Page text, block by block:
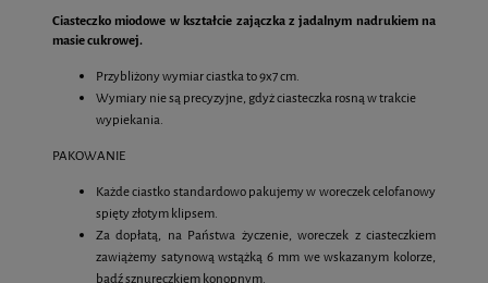
Ciasteczko miodowe w kształcie zajączka z jadalnym nadrukiem na
masie cukrowej.
Przybliżony wymiar ciastka to 9x7 cm.
Wymiary nie są precyzyjne, gdyż ciasteczka rosną w trakcie
wypiekania.
PAKOWANIE
Każde ciastko standardowo pakujemy w woreczek celofanowy
spięty złotym klipsem.
Za dopłatą, na Państwa życzenie, woreczek z ciasteczkiem
zawiążemy satynową wstążką 6 mm we wskazanym kolorze,
bądź sznureczkiem konopnym.